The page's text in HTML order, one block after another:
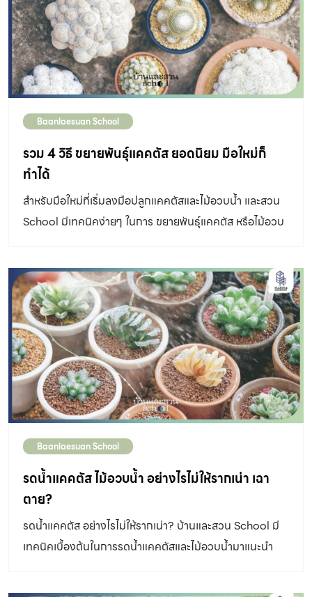
รองกระถางเป็นเวลานานโดยเฉพาะเมื่อปลูกในที่ร่มหรือ
บริเวณที่มีแสงแดดน้อย เรื่อง:อังกาบดอย ภาพ:อนุพงษ์ฉาย
สุขเกษม,สิทธิศักดิ์น้ําคํา การเดินทางของ “โอลีฟ” ไม้มาแรง
ชนิดล่าสุดในเมืองไทย สวนในทุ่งกว้างแบบชนบทฝรั่งเศส
Baanlaesuan School
รวม 4 วิธี ขยายพันธุ์แคคตัส ยอดนิยม มือใหม่ก็
ทำได้
สำหรับมือใหม่ที่เริ่มลงมือปลูกแคคตัสและไม้อวบน้ำ และสวน
School มีเทคนิคง่ายๆ ในการ ขยายพันธุ์แคคตัส หรือไม้อวบ
Baanlaesuan School
รดน้ำแคคตัส ไม้อวบน้ำ อย่างไรไม่ให้รากเน่า เฉา
ตาย?
รดน้ำแคคตัส อย่างไรไม่ให้รากเน่า? บ้านและสวน School มี
เทคนิคเบื้องต้นในการรดน้ำแคคตัสและไม้อวบน้ำมาแนะนำ